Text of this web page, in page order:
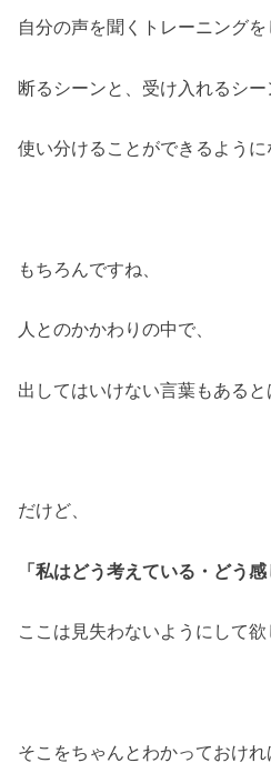
自分の声を聞くトレーニングを
断るシーンと、受け入れるシー
使い分けることができるように
もちろんですね、
人とのかかわりの中で、
出してはいけない言葉もあると
だけど、
「私はどう考えている・どう感
ここは見失わないようにして欲
そこをちゃんとわかっておけれ